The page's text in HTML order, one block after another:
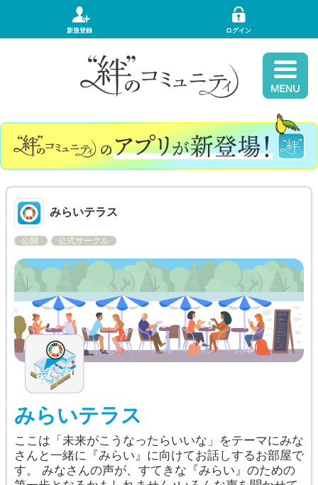
新規登録 ログイン
みらいテラス
公開 公式サークル
みらいテラス
ここは「未来がこうなったらいいな」をテーマにみな
さんと一緒に『みらい』に向けてお話しするお部屋で
す。 みなさんの声が、すてきな『みらい』のための